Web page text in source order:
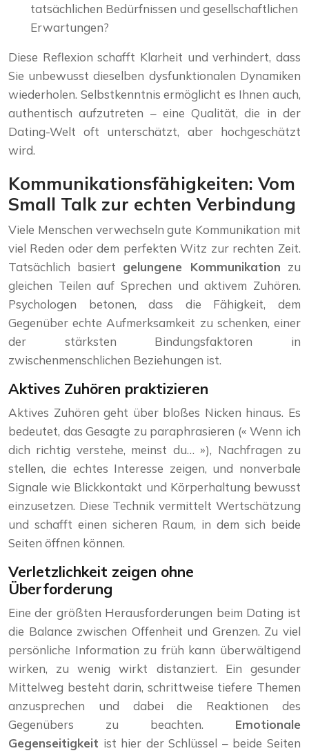
tatsächlichen Bedürfnissen und gesellschaftlichen
Erwartungen?
Diese Reflexion schafft Klarheit und verhindert, dass
Sie unbewusst dieselben dysfunktionalen Dynamiken
wiederholen. Selbstkenntnis ermöglicht es Ihnen auch,
authentisch aufzutreten – eine Qualität, die in der
Dating-Welt oft unterschätzt, aber hochgeschätzt
wird.
Kommunikationsfähigkeiten: Vom
Small Talk zur echten Verbindung
Viele Menschen verwechseln gute Kommunikation mit
viel Reden oder dem perfekten Witz zur rechten Zeit.
Tatsächlich basiert gelungene Kommunikation zu
gleichen Teilen auf Sprechen und aktivem Zuhören.
Psychologen betonen, dass die Fähigkeit, dem
Gegenüber echte Aufmerksamkeit zu schenken, einer
der stärksten Bindungsfaktoren in
zwischenmenschlichen Beziehungen ist.
Aktives Zuhören praktizieren
Aktives Zuhören geht über bloßes Nicken hinaus. Es
bedeutet, das Gesagte zu paraphrasieren (« Wenn ich
dich richtig verstehe, meinst du… »), Nachfragen zu
stellen, die echtes Interesse zeigen, und nonverbale
Signale wie Blickkontakt und Körperhaltung bewusst
einzusetzen. Diese Technik vermittelt Wertschätzung
und schafft einen sicheren Raum, in dem sich beide
Seiten öffnen können.
Verletzlichkeit zeigen ohne
Überforderung
Eine der größten Herausforderungen beim Dating ist
die Balance zwischen Offenheit und Grenzen. Zu viel
persönliche Information zu früh kann überwältigend
wirken, zu wenig wirkt distanziert. Ein gesunder
Mittelweg besteht darin, schrittweise tiefere Themen
anzusprechen und dabei die Reaktionen des
Gegenübers zu beachten. Emotionale
Gegenseitigkeit ist hier der Schlüssel – beide Seiten